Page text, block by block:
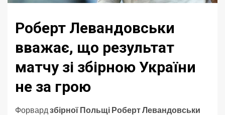
Роберт Левандовськи
вважає, що результат
матчу зі збірною України
не за грою
Форвард збірної Польщі Роберт Левандовськи